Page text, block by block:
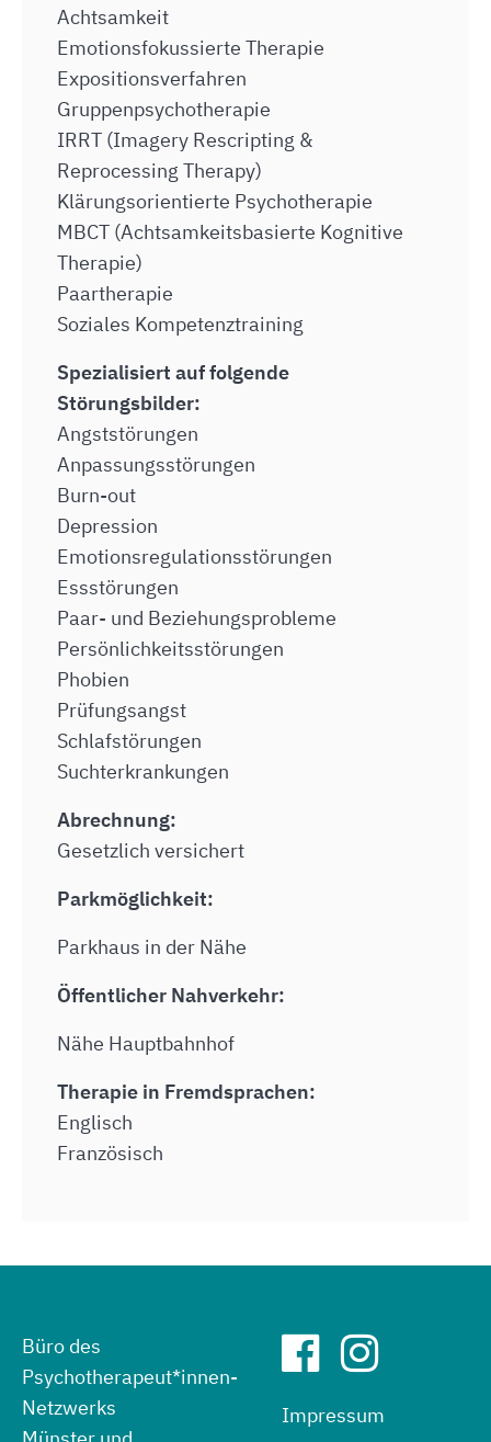
Achtsamkeit
Emotionsfokussierte Therapie
Expositionsverfahren
Gruppenpsychotherapie
IRRT (Imagery Rescripting &
Reprocessing Therapy)
Klärungsorientierte Psychotherapie
MBCT (Achtsamkeitsbasierte Kognitive
Therapie)
Paartherapie
Soziales Kompetenztraining
Spezialisiert auf folgende
Störungsbilder:
Angststörungen
Anpassungsstörungen
Burn-out
Depression
Emotionsregulationsstörungen
Essstörungen
Paar- und Beziehungsprobleme
Persönlichkeitsstörungen
Phobien
Prüfungsangst
Schlafstörungen
Suchterkrankungen
Abrechnung:
Gesetzlich versichert
Parkmöglichkeit:
Parkhaus in der Nähe
Öffentlicher Nahverkehr:
Nähe Hauptbahnhof
Therapie in Fremdsprachen:
Englisch
Französisch
Büro des
Psychotherapeut*innen-
Netzwerks
Impressum